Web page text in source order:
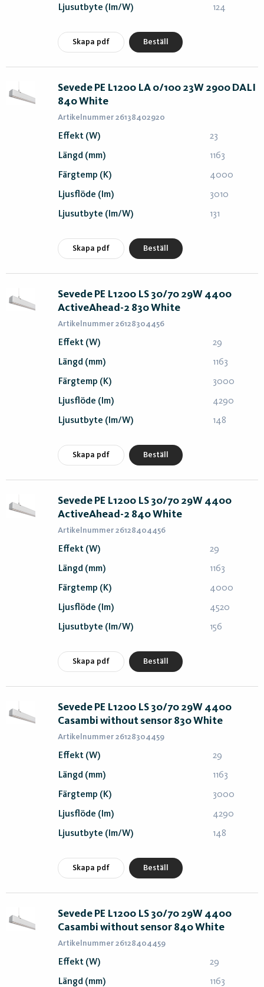
Ljusutbyte (lm/W) 124
Skapa pdf Beställ
Sevede PE L1200 LA 0/100 23W 2900 DALI
840 White
Artikelnummer 26138402920
Effekt (W) 23
Längd (mm) 1163
Färgtemp (K) 4000
Ljusflöde (lm) 3010
Ljusutbyte (lm/W) 131
Skapa pdf Beställ
Sevede PE L1200 LS 30/70 29W 4400
ActiveAhead-2 830 White
Artikelnummer 26128304456
Effekt (W) 29
Längd (mm) 1163
Färgtemp (K) 3000
Ljusflöde (lm) 4290
Ljusutbyte (lm/W) 148
Skapa pdf Beställ
Sevede PE L1200 LS 30/70 29W 4400
ActiveAhead-2 840 White
Artikelnummer 26128404456
Effekt (W) 29
Längd (mm) 1163
Färgtemp (K) 4000
Ljusflöde (lm) 4520
Ljusutbyte (lm/W) 156
Skapa pdf Beställ
Sevede PE L1200 LS 30/70 29W 4400
Casambi without sensor 830 White
Artikelnummer 26128304459
Effekt (W) 29
Längd (mm) 1163
Färgtemp (K) 3000
Ljusflöde (lm) 4290
Ljusutbyte (lm/W) 148
Skapa pdf Beställ
Sevede PE L1200 LS 30/70 29W 4400
Casambi without sensor 840 White
Artikelnummer 26128404459
Effekt (W) 29
Längd (mm) 1163